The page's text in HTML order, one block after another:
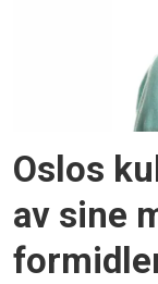
Oslos
av sine